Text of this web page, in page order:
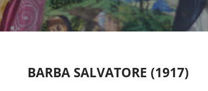
BARBA SALVATORE (1917)